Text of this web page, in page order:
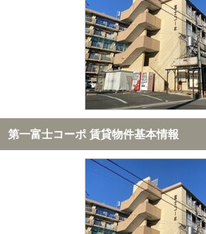
第一富士コーポ 賃貸物件基本情報